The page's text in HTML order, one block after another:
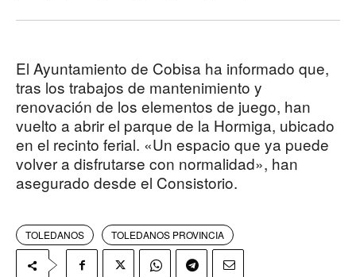
El Ayuntamiento de Cobisa ha informado que,
tras los trabajos de mantenimiento y
renovación de los elementos de juego, han
vuelto a abrir el parque de la Hormiga, ubicado
en el recinto ferial. «Un espacio que ya puede
volver a disfrutarse con normalidad», han
asegurado desde el Consistorio.
TOLEDANOS TOLEDANOS PROVINCIA